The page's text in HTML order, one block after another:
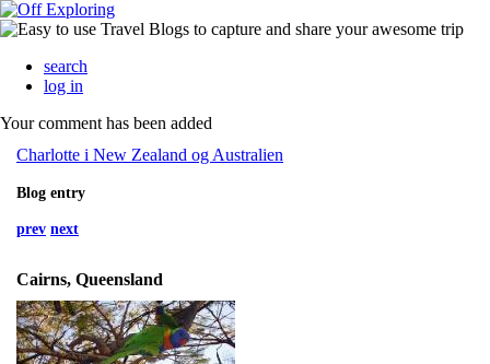
search
log in
Your comment has been added
Charlotte i New Zealand og Australien
Blog entry
prev next
Cairns, Queensland